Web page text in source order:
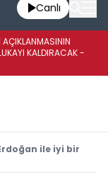
Canlı
KALDIRACAK -
ile iyi bir